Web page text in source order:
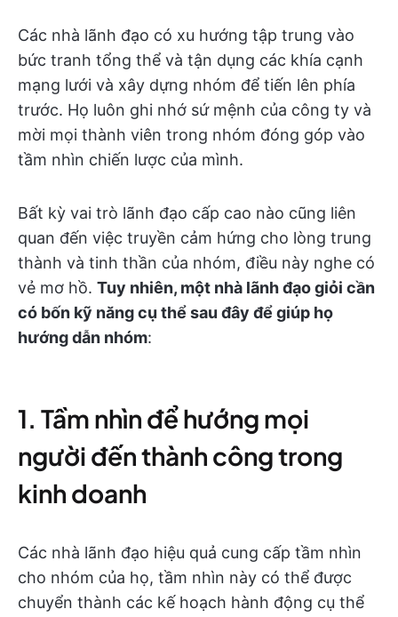
Các nhà lãnh đạo có xu hướng tập trung vào
bức tranh tổng thể và tận dụng các khía cạnh
mạng lưới và xây dựng nhóm để tiến lên phía
trước. Họ luôn ghi nhớ sứ mệnh của công ty và
mời mọi thành viên trong nhóm đóng góp vào
tầm nhìn chiến lược của mình.
Bất kỳ vai trò lãnh đạo cấp cao nào cũng liên
quan đến việc truyền cảm hứng cho lòng trung
thành và tinh thần của nhóm, điều này nghe có
vẻ mơ hồ. Tuy nhiên, một nhà lãnh đạo giỏi cần
có bốn kỹ năng cụ thể sau đây để giúp họ
hướng dẫn nhóm:
1. Tầm nhìn để hướng mọi
người đến thành công trong
kinh doanh
Các nhà lãnh đạo hiệu quả cung cấp tầm nhìn
cho nhóm của họ, tầm nhìn này có thể được
chuyển thành các kế hoạch hành động cụ thể